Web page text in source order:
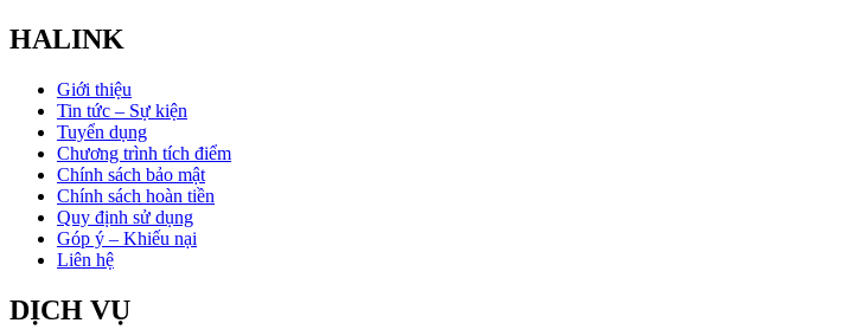
HALINK
Giới thiệu
Tin tức – Sự kiện
Tuyển dụng
Chương trình tích điểm
Chính sách bảo mật
Chính sách hoàn tiền
Quy định sử dụng
Góp ý – Khiếu nại
Liên hệ
DỊCH VỤ